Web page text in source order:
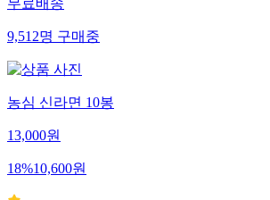
무료배송
9,512명구매중
농심 신라면 10봉
13,000원
18%10,600원